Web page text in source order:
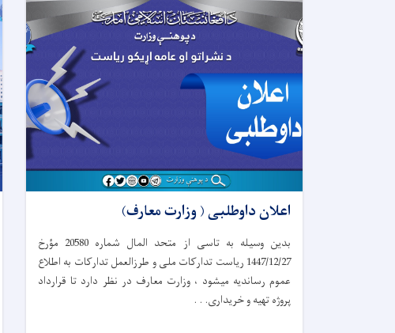
اعلان داوطلبی ( وزارت معارف)
بدین وسیله به تاسی از متحد المال شماره 20580 مؤرخ
1447/12/27 ریاست تدارکات ملی و طرزالعمل تدارکات به اطلاع
عموم رساندیه میشود ، وزارت معارف در نظر دارد تا قرارداد
پروژه تهیه و خریداری. . .